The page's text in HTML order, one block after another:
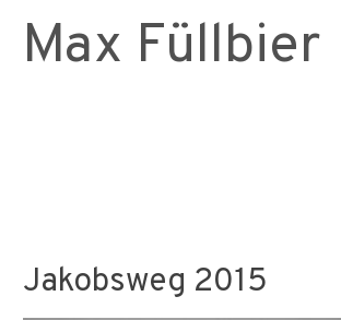
Max Füllbier
Jakobsweg 2015